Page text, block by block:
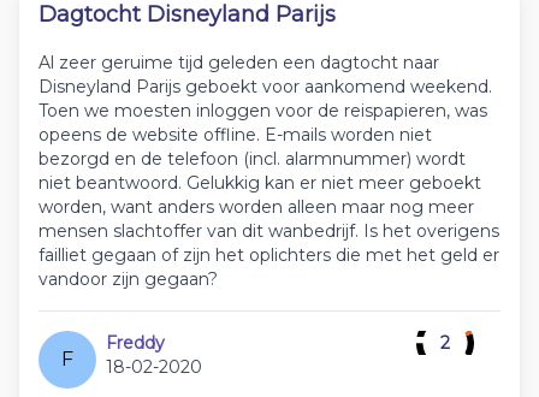
Dagtocht Disneyland Parijs
Al zeer geruime tijd geleden een dagtocht naar
Disneyland Parijs geboekt voor aankomend weekend.
Toen we moesten inloggen voor de reispapieren, was
opeens de website offline. E-mails worden niet
bezorgd en de telefoon (incl. alarmnummer) wordt
niet beantwoord. Gelukkig kan er niet meer geboekt
worden, want anders worden alleen maar nog meer
mensen slachtoffer van dit wanbedrijf. Is het overigens
failliet gegaan of zijn het oplichters die met het geld er
vandoor zijn gegaan?
F
Freddy
18-02-2020
2